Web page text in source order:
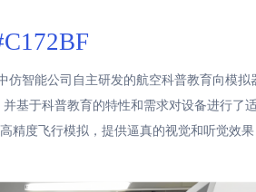
智能公司自主研发的航空科普教育向模
基于科普教育的特性和需求对设备进行了
精度飞行模拟，提供逼真的视觉和听觉效